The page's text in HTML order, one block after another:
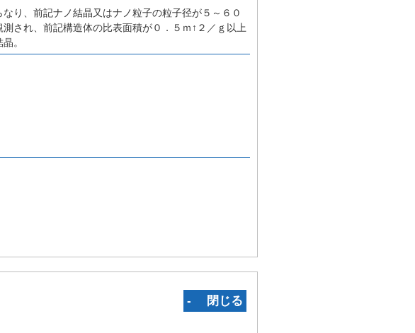
り、前記ナノ結晶又はナノ粒子の粒子径が５～６０
され、前記構造体の比表面積が０．５ｍ↑２／ｇ以上
。
‐ 閉じる